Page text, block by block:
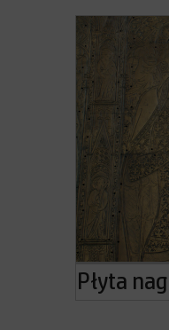
Płyta